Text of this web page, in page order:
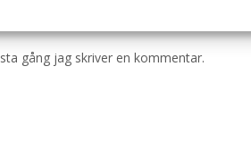
gång jag skriver en kommentar.